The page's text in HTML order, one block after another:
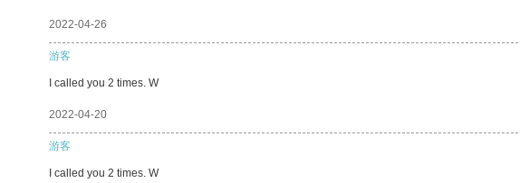
2022-04-26
游客
I called you 2 times. W
2022-04-20
游客
I called you 2 times. W